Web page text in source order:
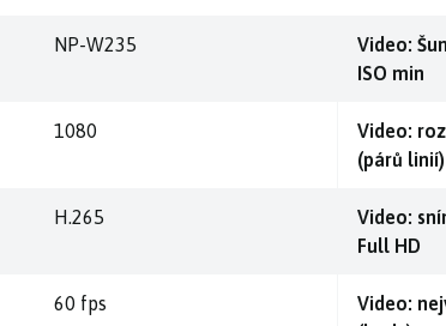
NP-W235
Video:
ISO min
1080
Video:
(párů linií)
H.265
Video:
Full HD
60 fps
Video: